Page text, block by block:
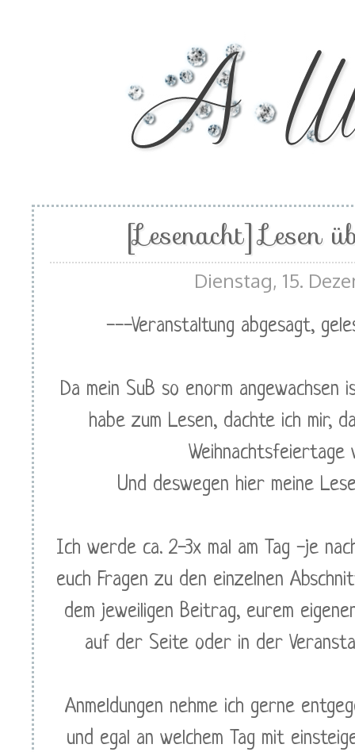
[Lesenacht] Lesen
Dienstag, 15.
---Veranstaltung abgesagt,
Da mein SuB so enorm
habe zum Lesen, dachte ich mir,
Weihnachtsfeiertage
Und deswegen hier meine
Ich werde ca. 2-3x mal am Tag -je
euch Fragen zu den einzelnen
dem jeweiligen Beitrag, eurem
auf der Seite oder in der
Anmeldungen nehme ich gerne
und egal an welchem Tag mit